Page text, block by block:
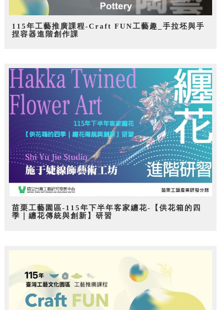
115年工藝推廣課程-Craft FUN工藝趣_手拉坯與手
捏容器進階創作課
苗栗工藝園區-115年下半年客家纏花-【供花箱的四
季｜纏花傳統與創新】研習